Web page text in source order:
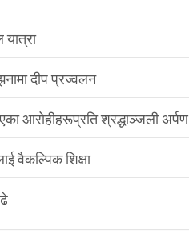
यात्रा
दीप प्रज्वलन
आरोहीहरूप्रति श्रद्धाञ्जली अर्पण
वैकल्पिक शिक्षा